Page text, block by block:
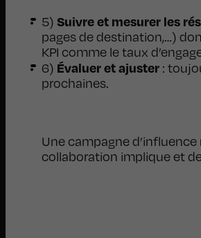
5) Suivre et mesurer les
pages de destination,…)
KPI comme le taux
6) Évaluer et ajuster :
prochaines.
Une campagne
collaboration implique et